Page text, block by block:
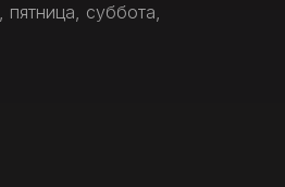
пятница, суббота,